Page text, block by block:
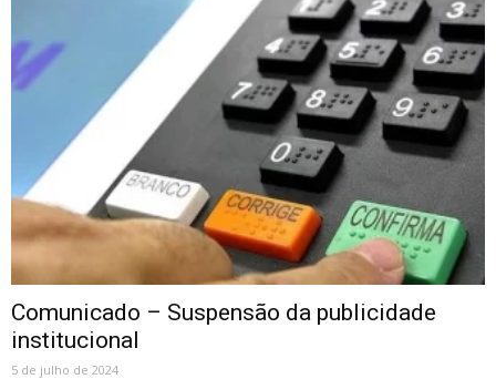
Comunicado – Suspensão da publicidade
institucional
5 de julho de 2024